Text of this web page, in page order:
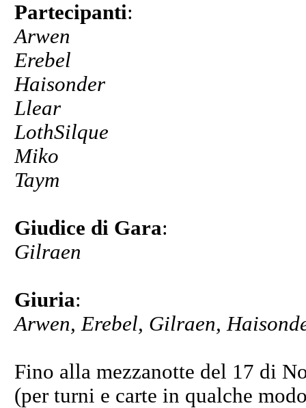
Partecipanti:
Arwen
Erebel
Haisonder
Llear
LothSilque
Miko
Taym
Giudice di Gara:
Gilraen
Giuria:
Arwen, Erebel, Gilraen,
Fino alla mezzanotte del 17 di
(per turni e carte in qualche